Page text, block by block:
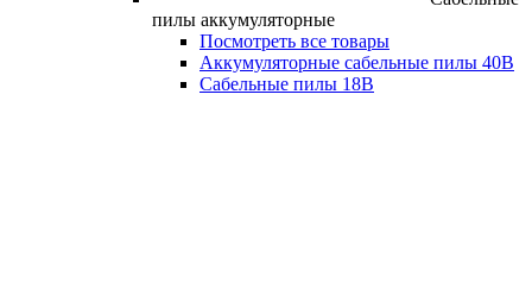
пилы аккумуляторные
Посмотреть все товары
Аккумуляторные сабельные пилы 40В
Сабельные пилы 18В